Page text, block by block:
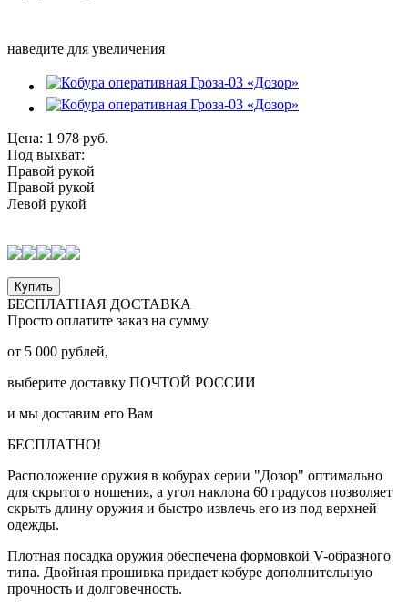
наведите для увеличения
Цена: 1 978 руб.
Под выхват:
Правой рукой
Правой рукой
Левой рукой
Купить
БЕСПЛАТНАЯ ДОСТАВКА
Просто оплатите заказ на сумму
от 5 000 рублей,
выберите доставку ПОЧТОЙ РОССИИ
и мы доставим его Вам
БЕСПЛАТНО!
Расположение оружия в кобурах серии "Дозор" оптимально
для скрытого ношения, а угол наклона 60 градусов позволяет
скрыть длину оружия и быстро извлечь его из под верхней
одежды.
Плотная посадка оружия обеспечена формовкой V-образного
типа. Двойная прошивка придает кобуре дополнительную
прочность и долговечность.